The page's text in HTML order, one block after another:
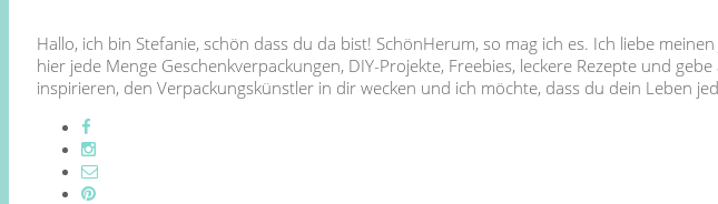
Hallo, ich bin Stefanie, schön dass du da bist! SchönHerum, so mag ich es. Ich liebe
hier jede Menge Geschenkverpackungen, DIY-Projekte, Freebies, leckere Rezepte und
inspirieren, den Verpackungskünstler in dir wecken und ich möchte, dass du dein Leben